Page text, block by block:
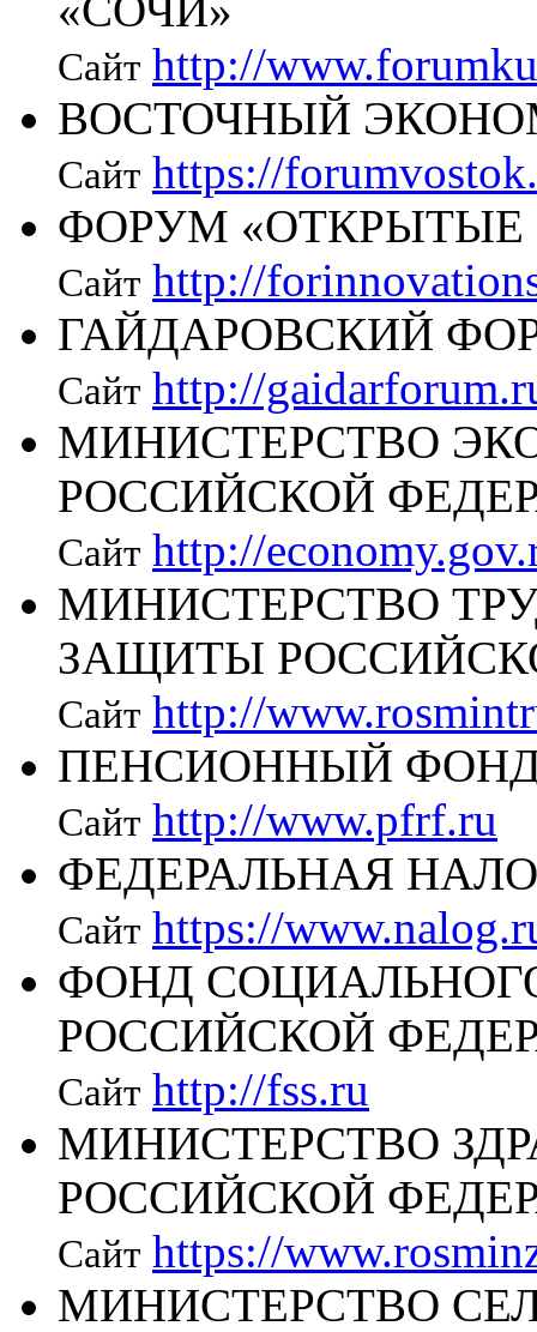
Сайт http://
ВОСТОЧНЫЙ
Сайт https://
ФОРУМ
Сайт http://
ГАЙДАРОВСКИЙ
Сайт http://
МИНИСТЕРСТВО
РОССИЙСКОЙ
Сайт http://
МИНИСТЕРСТВО
ЗАЩИТЫ
Сайт http://
ПЕНСИОННЫЙ
Сайт http://www.pfrf.ru
ФЕДЕРАЛЬНАЯ
Сайт https://
ФОНД
РОССИЙСКОЙ
Сайт http://fss.ru
МИНИСТЕРСТВО
РОССИЙСКОЙ
Сайт https://
МИНИСТЕРСТВО